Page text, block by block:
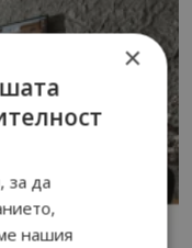
×
за да
нашия